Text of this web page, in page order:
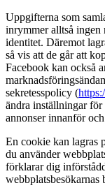
Uppgifterna som
inrymmer alltså ingen
identitet. Däremot
så vis att de går att
Facebook kan också
sekretesspolicy (
ändra inställningar för
annonser innanför
En cookie kan lagras
du använder
förklarar dig
webbplatsbesökarnas